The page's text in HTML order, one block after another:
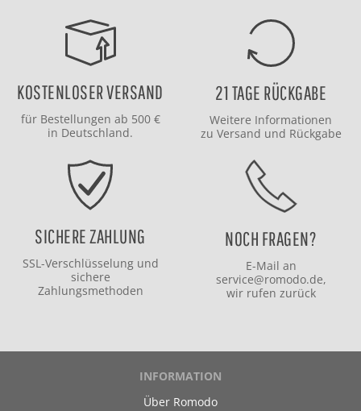
KOSTENLOSER VERSAND
für Bestellungen ab 500 €
in Deutschland.
21 TAGE RÜCKGABE
Weitere Informationen
zu Versand und Rückgabe
SICHERE ZAHLUNG
SSL-Verschlüsselung und
sichere
Zahlungsmethoden
NOCH FRAGEN?
E-Mail an
service@romodo.de,
wir rufen zurück
INFORMATION
Über Romodo